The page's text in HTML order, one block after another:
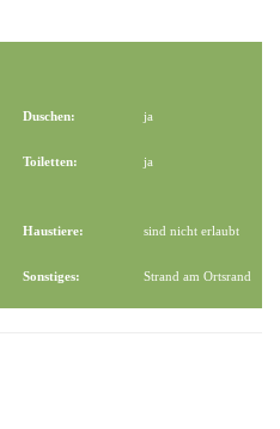
Duschen: ja
Toiletten: ja
Haustiere: sind nicht erlaubt
Sonstiges: Strand am Ortsrand